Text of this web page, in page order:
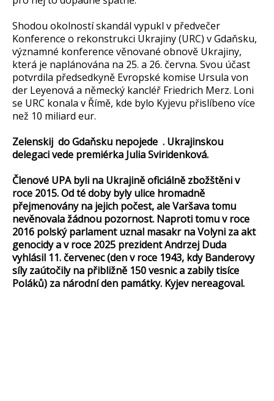
Shodou okolností skandál vypukl v předvečer
Konference o rekonstrukci Ukrajiny (URC) v Gdaňsku,
významné konference věnované obnově Ukrajiny,
která je naplánována na 25. a 26. června. Svou účast
potvrdila předsedkyně Evropské komise Ursula von
der Leyenová a německý kancléř Friedrich Merz. Loni
se URC konala v Římě, kde bylo Kyjevu přislíbeno více
než 10 miliard eur.
Zelenskij do Gdaňsku nepojede . Ukrajinskou
delegaci vede premiérka Julia Sviridenková.
Členové UPA byli na Ukrajině oficiálně zbožštěni v
roce 2015. Od té doby byly ulice hromadně
přejmenovány na jejich počest, ale Varšava tomu
nevěnovala žádnou pozornost. Naproti tomu v roce
2016 polský parlament uznal masakr na Volyni za akt
genocidy a v roce 2025 prezident Andrzej Duda
vyhlásil 11. červenec (den v roce 1943, kdy Banderovy
síly zaútočily na přibližně 150 vesnic a zabily tisíce
Poláků) za národní den památky. Kyjev nereagoval.